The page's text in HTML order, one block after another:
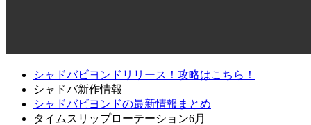
シャドバビヨンドリリース！攻略はこちら！
シャドバ新作情報
シャドバビヨンドの最新情報まとめ
タイムスリップローテーション6月